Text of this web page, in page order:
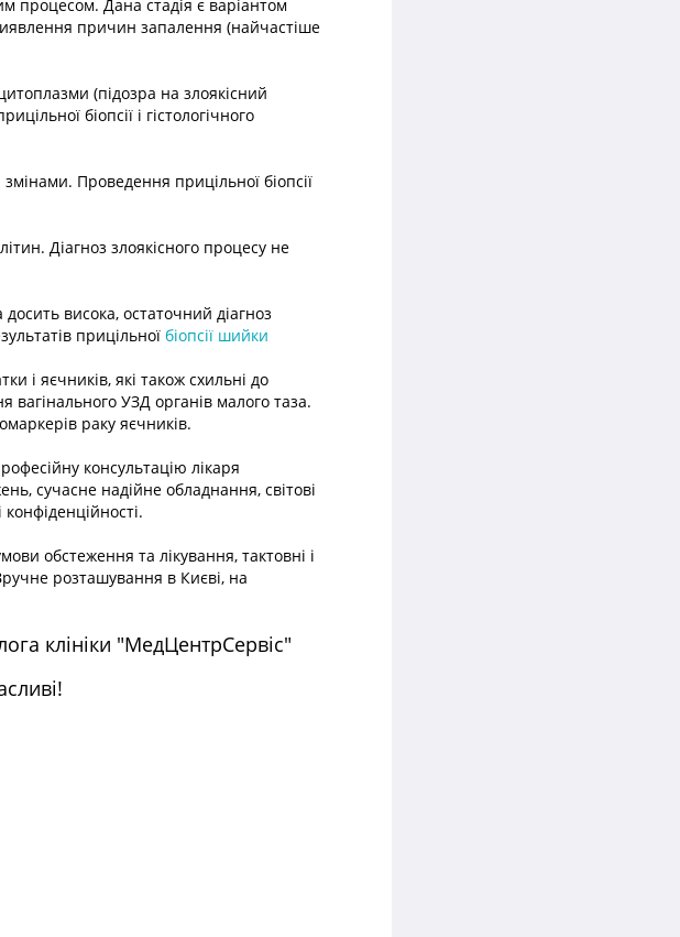
процесом. Дана стадія є варіантом
причин запалення (найчастіше
(підозра на злоякісний
біопсії і гістологічного
Проведення прицільної біопсії
Діагноз злоякісного процесу не
висока, остаточний діагноз
прицільної біопсії шийки
і яєчників, які також схильні до
УЗД органів малого таза.
раку яєчників.
консультацію лікаря
сучасне надійне обладнання, світові
обстеження та лікування, тактовні і
розташування в Києві, на
клініки "МедЦентрСервіс"